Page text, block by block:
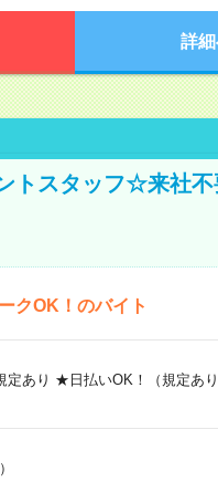
詳
トスタッフ☆来社
クOK！のバイト
定あり ★日払いOK！（規定あ